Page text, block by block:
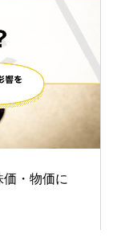
・物価に